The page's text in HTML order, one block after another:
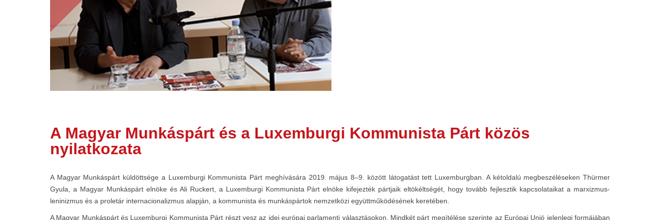
A Magyar Munkáspárt és a Luxemburgi Kommunista Párt közös
nyilatkozata
A Magyar Munkáspárt küldöttsége a Luxemburgi Kommunista Párt meghívására 2019. május 8–9. között látogatást tett Luxemburgban. A kétoldalú megbeszéléseken Thürmer
Gyula, a Magyar Munkáspárt elnöke és Ali Ruckert, a Luxemburgi Kommunista Párt elnöke kifejezték pártjaik eltökéltségét, hogy tovább fejlesztik kapcsolataikat a marxizmus-
leninizmus és a proletár internacionalizmus alapján, a kommunista és munkáspártok nemzetközi együttműködésének keretében.
A Magyar Munkáspárt és Luxemburgi Kommunista Párt részt vesz az idei európai parlamenti választásokon. Mindkét párt megítélése szerinte az Európai Unió jelenlegi formájában